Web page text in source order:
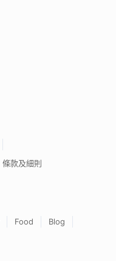
條款及細則
Food
Blog